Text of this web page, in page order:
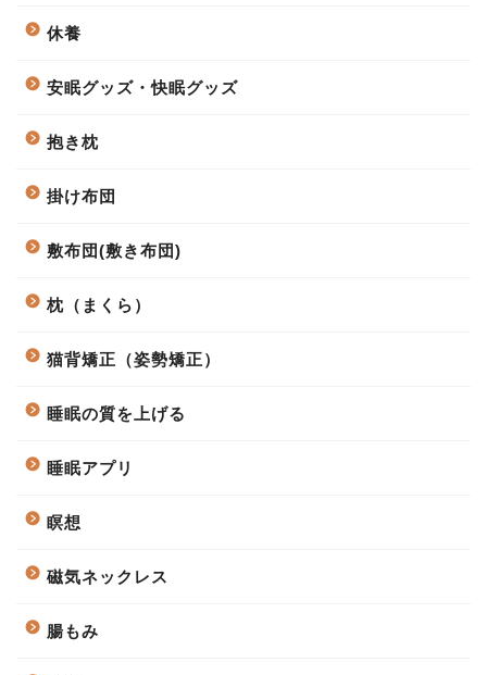
休養
安眠グッズ・快眠グッズ
抱き枕
掛け布団
敷布団(敷き布団)
枕（まくら）
猫背矯正（姿勢矯正）
睡眠の質を上げる
睡眠アプリ
瞑想
磁気ネックレス
腸もみ